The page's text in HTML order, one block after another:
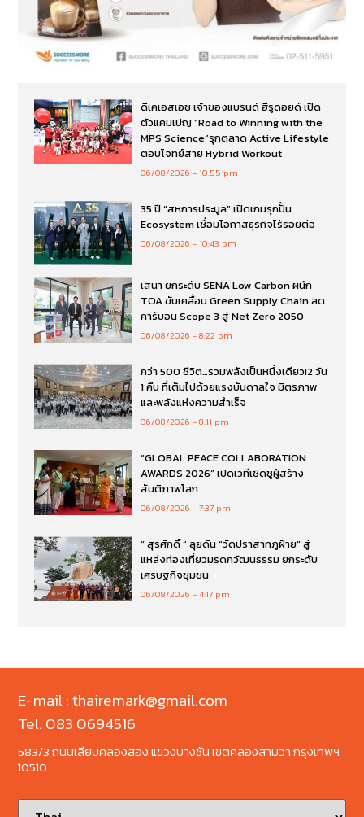
ดีเคเอสเอช เจ้าของแบรนด์ ฮีรูดอยด์ เปิด
ตัวแคมเปญ “Road to Winning with the
MPS Science”รุกตลาด Active Lifestyle
ตอบโจทย์สาย Hybrid Workout
06/08/2026 10:55 pm
35 ปี “สหการประมูล” เปิดเกมรุกปั้น
Ecosystem เชื่อมโอกาสธุรกิจไร้รอยต่อ
06/08/2026 10:43 pm
เสนา ยกระดับ SENA Low Carbon ผนึก
TOA ขับเคลื่อน Green Supply Chain ลด
คาร์บอน Scope 3 สู่ Net Zero 2050
06/08/2026 8:22 pm
กว่า 500 ชีวิต…รวมพลังเป็นหนึ่งเดียว!2 วัน
1 คืน ที่เต็มไปด้วยแรงบันดาลใจ มิตรภาพ
และพลังแห่งความสำเร็จ
06/08/2026 8:11 pm
“GLOBAL PEACE COLLABORATION
AWARDS 2026” เปิดเวทีเชิดชูผู้สร้าง
สันติภาพโลก
06/08/2026 7:37 pm
“ สุรศักดิ์ ” ลุยดัน “วัดปราสาทภูฝ้าย” สู่
แหล่งท่องเที่ยวมรดกวัฒนธรรม ยกระดับ
เศรษฐกิจชุมชน
06/08/2026 4:17 pm
E-mail : thairemark@gmail.com
Tel. 083 0694516
583/3 ถนนเลียบคลองสอง แขวงบางชัน เขตคลองสามวา กรุงเทพฯ
10510